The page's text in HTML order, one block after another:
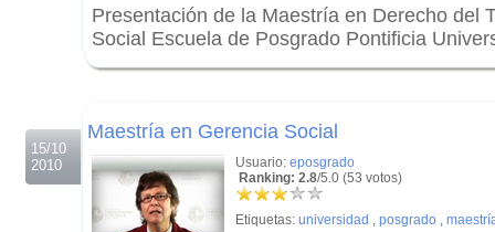
Presentación de la Maestría en Derecho del
Social Escuela de Posgrado Pontificia
15/10
2010
Maestría en Gerencia Social
Usuario: eposgrado
Ranking: 2.8/5.0 (53 votos)
Etiquetas: universidad , posgrado ,